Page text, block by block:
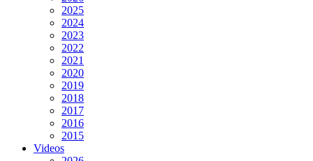
2025
2024
2023
2022
2021
2020
2019
2018
2017
2016
2015
Videos